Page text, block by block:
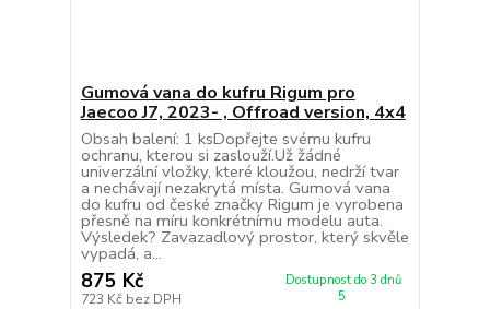
Gumová vana do kufru Rigum pro
Jaecoo J7, 2023- , Offroad version, 4x4
Obsah balení: 1 ksDopřejte svému kufru
ochranu, kterou si zaslouží.Už žádné
univerzální vložky, které kloužou, nedrží tvar
a nechávají nezakrytá místa. Gumová vana
do kufru od české značky Rigum je vyrobena
přesně na míru konkrétnímu modelu auta.
Výsledek? Zavazadlový prostor, který skvěle
vypadá, a...
875 Kč
723 Kč bez DPH
Dostupnost do 3 dnů
5